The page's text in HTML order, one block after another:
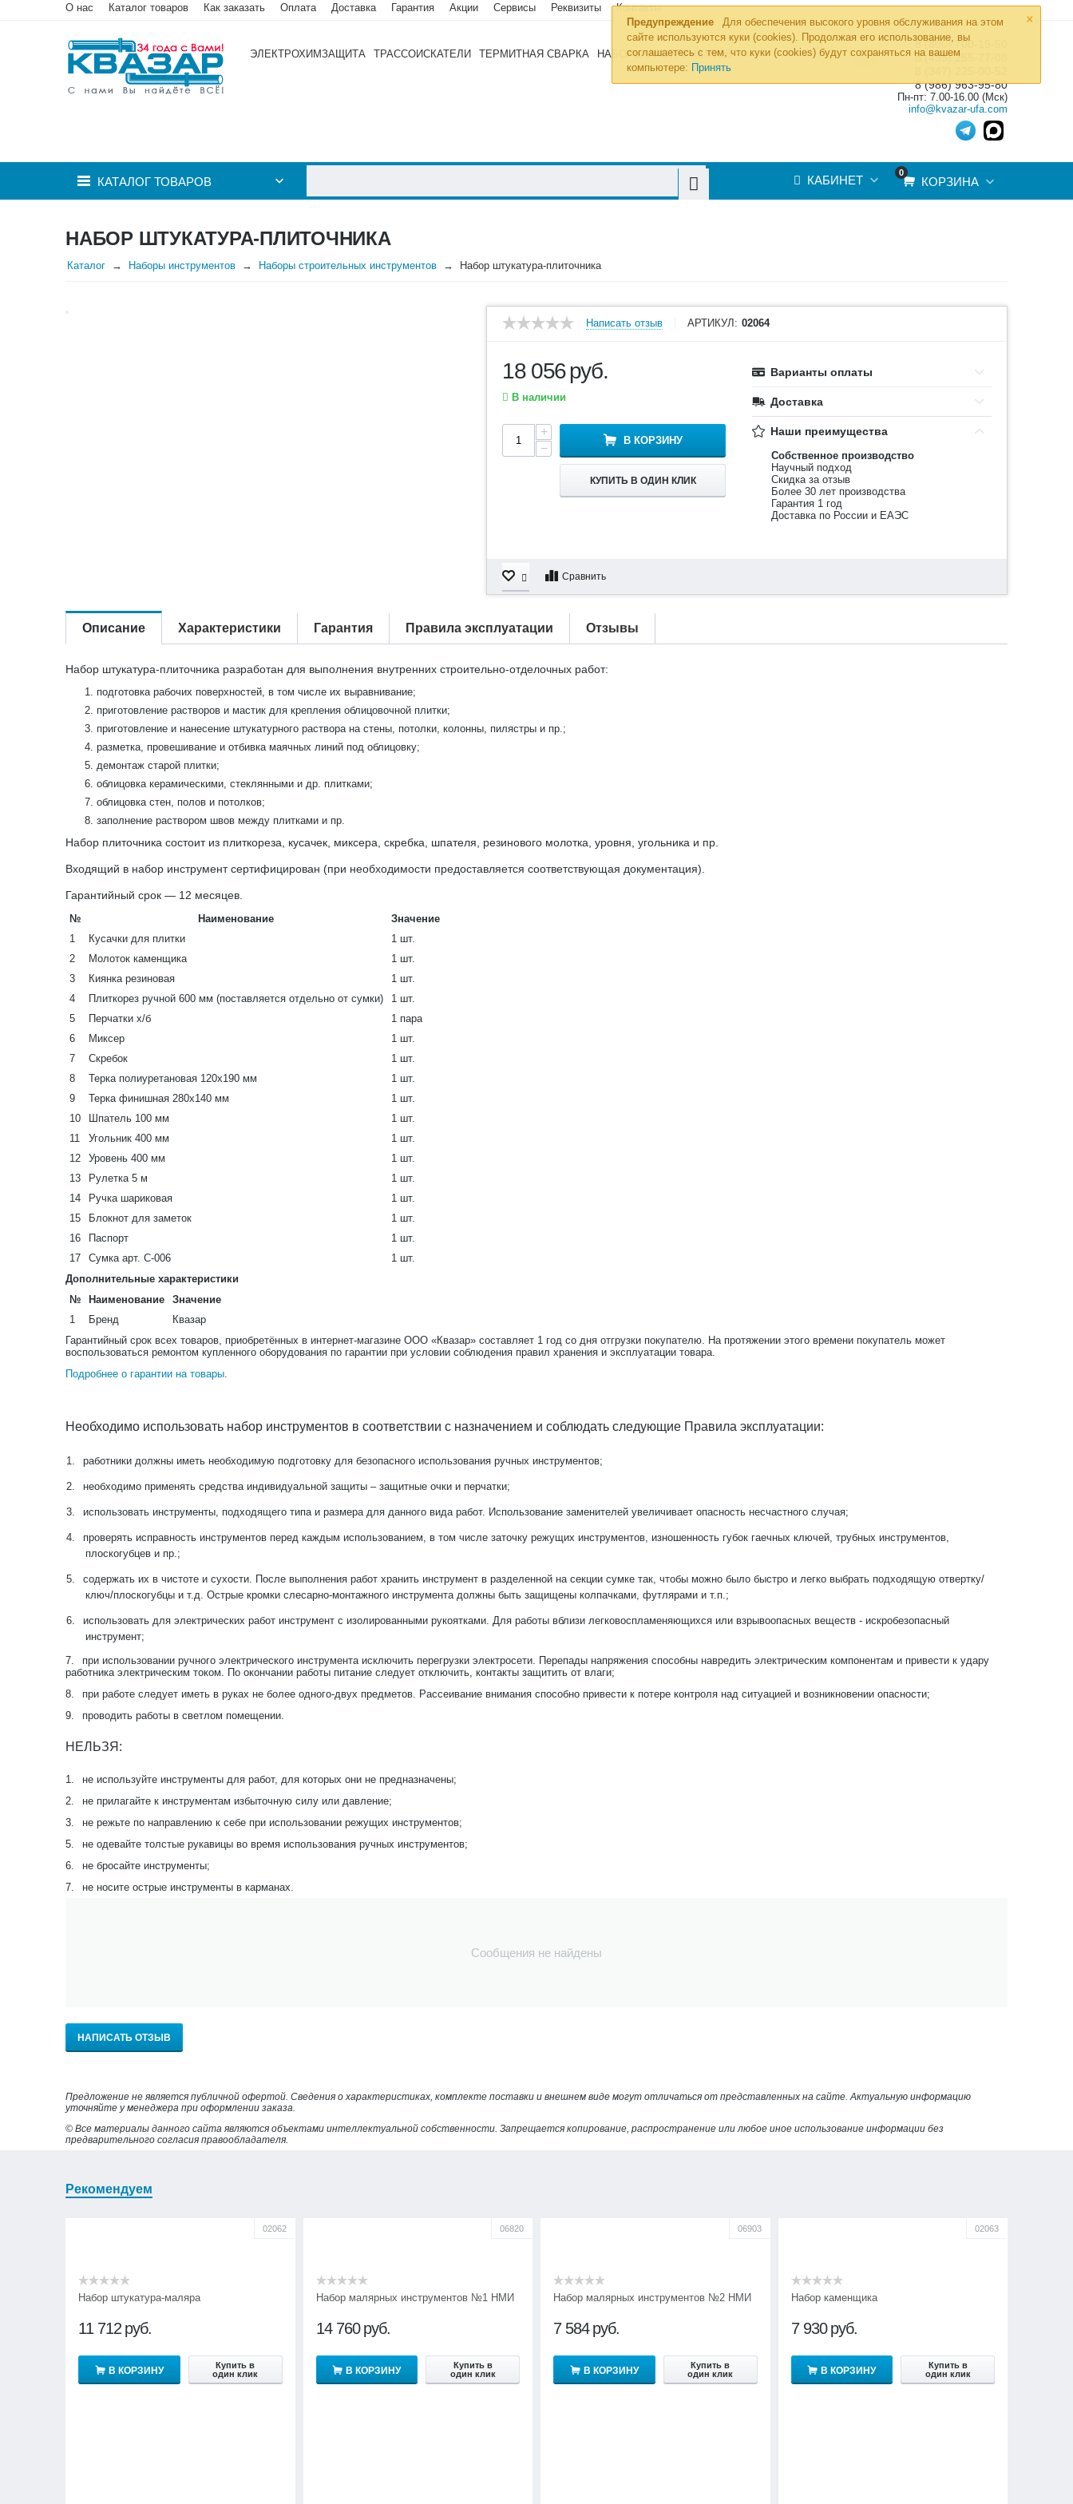
×
Предупреждение
Для обеспечения высокого уровня обслуживания на этом
сайте используются куки (cookies). Продолжая его использование, вы
соглашаетесь с тем, что куки (cookies) будут сохраняться на вашем
компьютере: Принять
О нас Каталог товаров Как заказать Оплата Доставка Гарантия Акции Сервисы Реквизиты Контакты
ЭЛЕКТРОХИМЗАЩИТА ТРАССОИСКАТЕЛИ ТЕРМИТНАЯ СВАРКА НАБОРЫ ИНСТРУМЕНТОВ »
8 (800) 700-19-50
8 (495) 255-77-08
8 (986) 963-95-80
Пн-пт: 7.00-16.00 (Мск)
info@kvazar-ufa.com
КАТАЛОГ ТОВАРОВ
0
КОРЗИНА
КАБИНЕТ
НАБОР ШТУКАТУРА-ПЛИТОЧНИКА
Каталог Наборы инструментов Наборы строительных инструментов Набор штукатура-плиточника
Написать отзыв АРТИКУЛ: 02064
18 056руб.
В наличии
+
−
В КОРЗИНУ
КУПИТЬ В ОДИН КЛИК
Варианты оплаты
Доставка
Наши преимущества
Собственное производство
Научный подход
Скидка за отзыв
Более 30 лет производства
Гарантия 1 год
Доставка по России и ЕАЭС
Сравнить
Описание Характеристики Гарантия Правила эксплуатации Отзывы
Набор штукатура-плиточника разработан для выполнения внутренних строительно-отделочных работ:
подготовка рабочих поверхностей, в том числе их выравнивание;
приготовление растворов и мастик для крепления облицовочной плитки;
приготовление и нанесение штукатурного раствора на стены, потолки, колонны, пилястры и пр.;
разметка, провешивание и отбивка маячных линий под облицовку;
демонтаж старой плитки;
облицовка керамическими, стеклянными и др. плитками;
облицовка стен, полов и потолков;
заполнение раствором швов между плитками и пр.
Набор плиточника состоит из плиткореза, кусачек, миксера, скребка, шпателя, резинового молотка, уровня, угольника и пр.
Входящий в набор инструмент сертифицирован (при необходимости предоставляется соответствующая документация).
Гарантийный срок — 12 месяцев.
№ Наименование
Значение
1
Кусачки для плитки
1 шт.
2
Молоток каменщика
1 шт.
3
Киянка резиновая
1 шт.
4
Плиткорез ручной 600 мм (поставляется отдельно от сумки)
1 шт.
5
Перчатки х/б
1 пара
6
Миксер
1 шт.
7
Скребок
1 шт.
8
Терка полиуретановая 120х190 мм
1 шт.
9
Терка финишная 280х140 мм
1 шт.
10
Шпатель 100 мм
1 шт.
11
Угольник 400 мм
1 шт.
12
Уровень 400 мм
1 шт.
13
Рулетка 5 м
1 шт.
14
Ручка шариковая
1 шт.
15
Блокнот для заметок
1 шт.
16
Паспорт
1 шт.
17
Сумка арт. С-006
1 шт.
Дополнительные характеристики
№
Наименование
Значение
1
Бренд
Квазар
Гарантийный срок всех товаров, приобретённых в интернет-магазине ООО «Квазар» составляет 1 год со дня отгрузки покупателю. На протяжении этого времени покупатель может
воспользоваться ремонтом купленного оборудования по гарантии при условии соблюдения правил хранения и эксплуатации товара.
Подробнее о гарантии на товары.
Необходимо использовать набор инструментов в соответствии с назначением и соблюдать следующие Правила эксплуатации:
1. работники должны иметь необходимую подготовку для безопасного использования ручных инструментов;
2. необходимо применять средства индивидуальной защиты – защитные очки и перчатки;
3. использовать инструменты, подходящего типа и размера для данного вида работ. Использование заменителей увеличивает опасность несчастного случая;
4.
проверять исправность инструментов перед каждым использованием, в том числе заточку режущих инструментов, изношенность губок гаечных ключей, трубных инструментов,
плоскогубцев и пр.;
5.
содержать их в чистоте и сухости. После выполнения работ хранить инструмент в разделенной на секции сумке так, чтобы можно было быстро и легко выбрать подходящую отвертку/
ключ/плоскогубцы и т.д. Острые кромки слесарно-монтажного инструмента должны быть защищены колпачками, футлярами и т.п.;
6.
использовать для электрических работ инструмент с изолированными рукоятками. Для работы вблизи легковоспламеняющихся или взрывоопасных веществ - искробезопасный
инструмент;
7.
при использовании ручного электрического инструмента исключить перегрузки электросети. Перепады напряжения способны навредить электрическим компонентам и привести к удару
работника электрическим током. По окончании работы питание следует отключить, контакты защитить от влаги;
8.
при работе следует иметь в руках не более одного-двух предметов. Рассеивание внимания способно привести к потере контроля над ситуацией и возникновении опасности;
9.
проводить работы в светлом помещении.
НЕЛЬЗЯ:
1.
не используйте инструменты для работ, для которых они не предназначены;
2.
не прилагайте к инструментам избыточную силу или давление;
3.
не режьте по направлению к себе при использовании режущих инструментов;
5.
не одевайте толстые рукавицы во время использования ручных инструментов;
6.
не бросайте инструменты;
7.
не носите острые инструменты в карманах.
Сообщения не найдены
НАПИСАТЬ ОТЗЫВ
Предложение не является публичной офертой. Сведения о характеристиках, комплекте поставки и внешнем виде могут отличаться от представленных на сайте. Актуальную информацию
уточняйте у менеджера при оформлении заказа.
© Все материалы данного сайта являются объектами интеллектуальной собственности. Запрещается копирование, распространение или любое иное использование информации без
предварительного согласия правообладателя.
Рекомендуем
02062
Набор штукатура-маляра
11 712 руб.
В КОРЗИНУ
Купить в
один клик
06820
Набор малярных инструментов №1 НМИ
14 760 руб.
В КОРЗИНУ
Купить в
один клик
06903
Набор малярных инструментов №2 НМИ
7 584 руб.
В КОРЗИНУ
Купить в
один клик
02063
Набор каменщика
7 930 руб.
В КОРЗИНУ
Купить в
один клик